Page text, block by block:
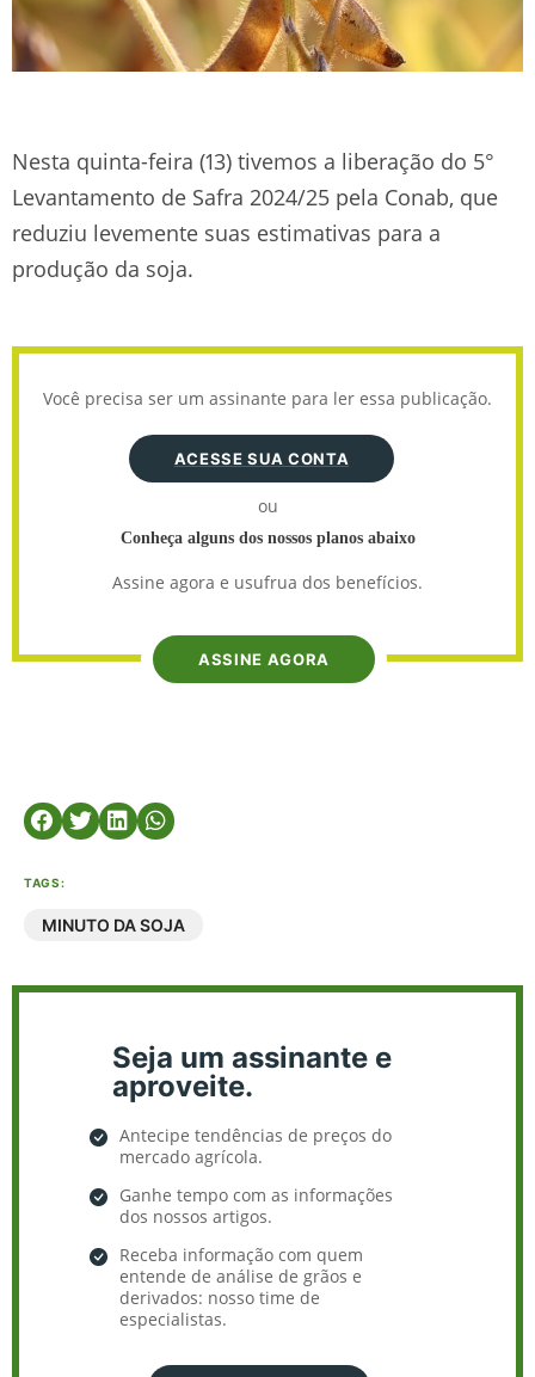
Nesta quinta-feira (13) tivemos a liberação do 5°
Levantamento de Safra 2024/25 pela Conab, que
reduziu levemente suas estimativas para a
produção da soja.
Você precisa ser um assinante para ler essa publicação.
ACESSE SUA CONTA
ou
Conheça alguns dos nossos planos abaixo
Assine agora e usufrua dos benefícios.
ASSINE AGORA
TAGS:
MINUTO DA SOJA
Seja um assinante e
aproveite.
Antecipe tendências de preços do
mercado agrícola.
Ganhe tempo com as informações
dos nossos artigos.
Receba informação com quem
entende de análise de grãos e
derivados: nosso time de
especialistas.